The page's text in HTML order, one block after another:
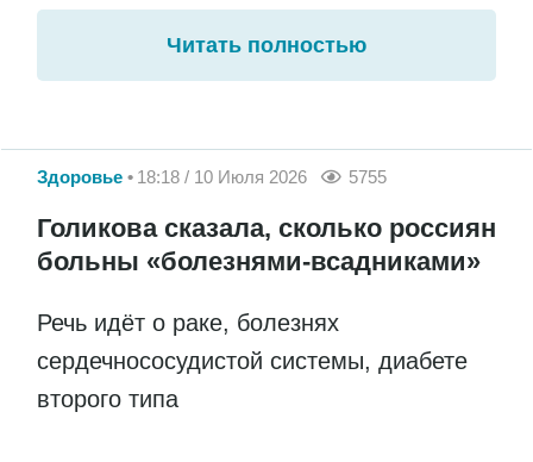
Читать полностью
Здоровье 18:18 / 10 Июля 2026 5755
Голикова сказала, сколько россиян
больны «болезнями-всадниками»
Речь идёт о раке, болезнях
сердечнососудистой системы, диабете
второго типа